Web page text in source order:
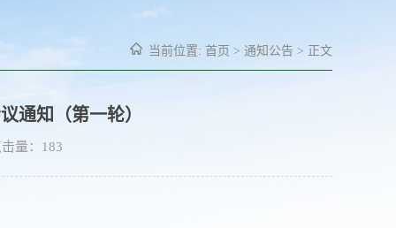
当前位置: 首页 > 通知公告 > 正文
通知（第一轮）
量： 183